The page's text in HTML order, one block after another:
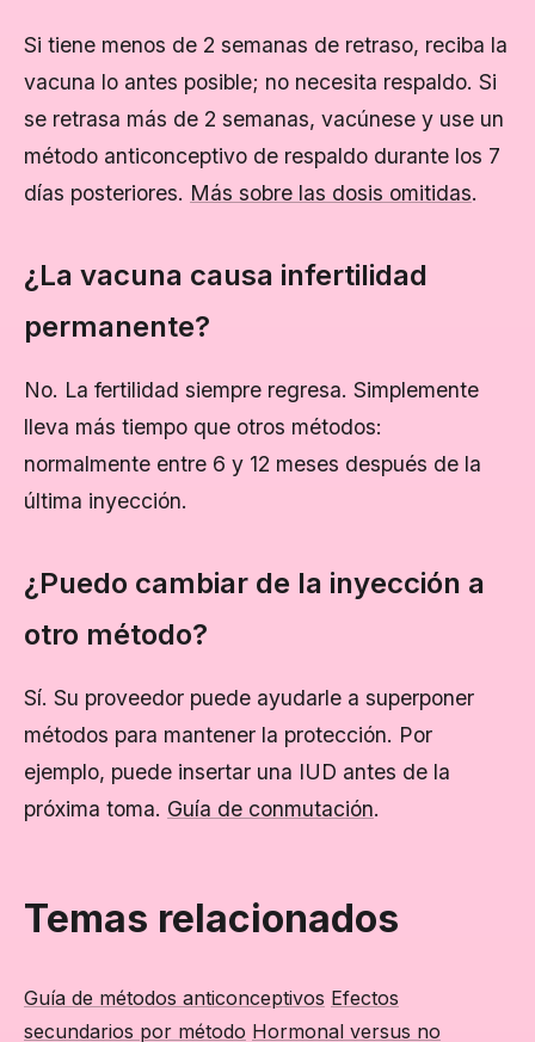
Si tiene menos de 2 semanas de retraso, reciba la
vacuna lo antes posible; no necesita respaldo. Si
se retrasa más de 2 semanas, vacúnese y use un
método anticonceptivo de respaldo durante los 7
días posteriores. Más sobre las dosis omitidas.
¿La vacuna causa infertilidad
permanente?
No. La fertilidad siempre regresa. Simplemente
lleva más tiempo que otros métodos:
normalmente entre 6 y 12 meses después de la
última inyección.
¿Puedo cambiar de la inyección a
otro método?
Sí. Su proveedor puede ayudarle a superponer
métodos para mantener la protección. Por
ejemplo, puede insertar una IUD antes de la
próxima toma. Guía de conmutación.
Temas relacionados
Guía de métodos anticonceptivos Efectos
secundarios por método Hormonal versus no